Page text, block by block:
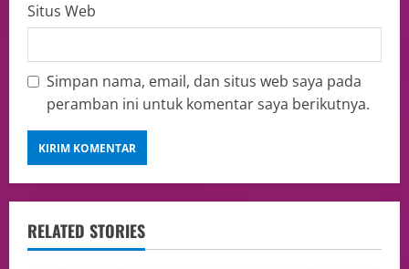
Situs Web
Simpan nama, email, dan situs web saya pada
peramban ini untuk komentar saya berikutnya.
RELATED STORIES